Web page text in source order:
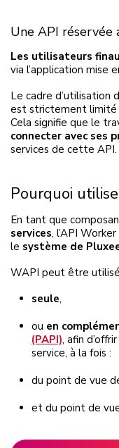
Une API
Les utilisateurs
via l’application mise
Le cadre d’utilisation
est strictement limité
Cela signifie que le
connecter avec ses
services de cette API.
Pourquoi
En tant que
services, l’API
le système de
WAPI peut être
seule,
ou en
(PAPI), afin
service, à la fois :
du point de vue
et du point de